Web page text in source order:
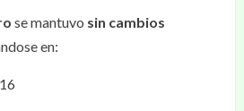
se mantuvo sin cambios
en: